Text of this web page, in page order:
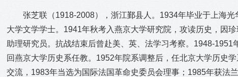
张芝联（1918-2008），浙江鄞县人。1934年毕业于上海
大学文学学士。1941年秋考入燕京大学研究院，攻读历史，因
助理研究员。抗战结束后曾赴美、英、法学习考察。1948-
回燕京大学历史系任教。1952年院系调整后，任北京大学历史
交流，1983年当选为国际法国革命史委员会理事；1985年获法